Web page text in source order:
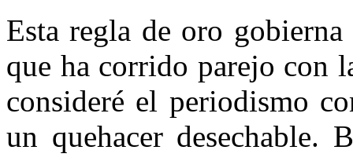
Esta regla de oro
que ha corrido parejo con
consideré el periodismo
un quehacer desechable.